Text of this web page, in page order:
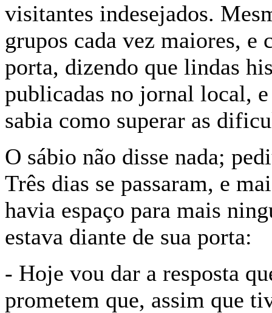
visitantes indesejados.
grupos cada vez maiores, e
porta, dizendo que lindas
publicadas no jornal local,
sabia como superar as
O sábio não disse nada;
Três dias se passaram, e
havia espaço para mais
estava diante de sua porta:
- Hoje vou dar a resposta
prometem que, assim que